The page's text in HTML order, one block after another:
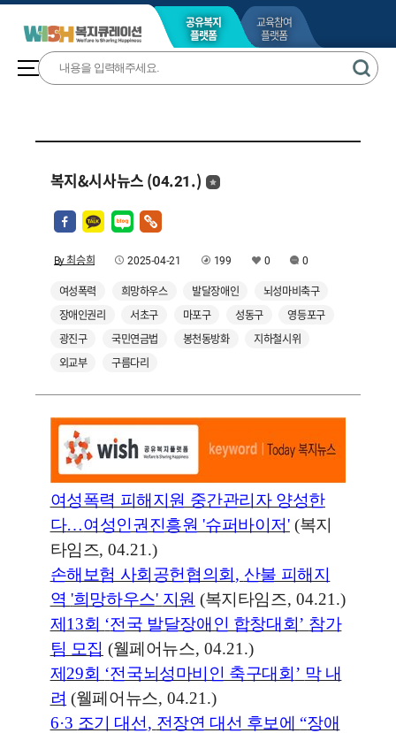
공유복지
플랫폼
교육참여
플랫폼
복지&시사뉴스 (04.21.)
By 최승희 2025-04-21 199 0
0
여성폭력
희망하우스 발달장애인
뇌성마비축구
장애인권리
서초구 마포구 성동구
영등포구
광진구
국민연금법 봉천동방화
지하철시위
외교부
구름다리
여성폭력 피해지원 중간관리자 양성한
다…여성인권진흥원 '슈퍼바이저' (복지
타임즈, 04.21.)
손해보험 사회공헌협의회 , 산불 피해지
역 '희망하우스' 지원 (복지타임즈, 04.21.)
제 13회 ‘전국 발달장애인 합창대회 ’ 참가
팀 모집 (웰페어뉴스, 04.21.)
제 29회 ‘전국뇌성마비인 축구대회 ’ 막 내
려 (웰페어뉴스, 04.21.)
6·3 조기 대선, 전장연 대선 후보에 “장애